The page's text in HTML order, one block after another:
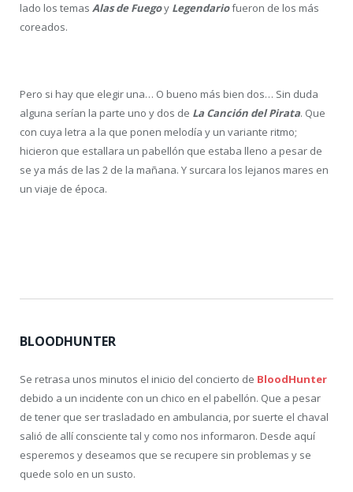
lado los temas Alas de Fuegoy Legendariofueron de los más
coreados.
Pero si hay que elegir una… O bueno más bien dos… Sin duda
alguna serían la parte uno y dos de La Canción del Pirata. Que
con cuya letra a la que ponen melodía y un variante ritmo;
hicieron que estallara un pabellón que estaba lleno a pesar de
se ya más de las 2 de la mañana. Y surcara los lejanos mares en
un viaje de época.
BLOODHUNTER
Se retrasa unos minutos el inicio del concierto de BloodHunter
debido a un incidente con un chico en el pabellón. Que a pesar
de tener que ser trasladado en ambulancia, por suerte el chaval
salió de allí consciente tal y como nos informaron. Desde aquí
esperemos y deseamos que se recupere sin problemas y se
quede solo en un susto.